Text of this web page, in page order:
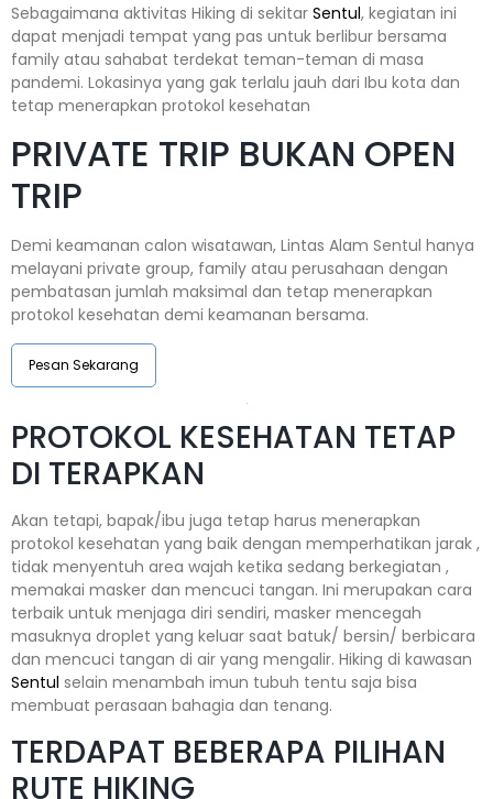
Sebagaimana aktivitas Hiking di sekitar Sentul, kegiatan ini
dapat menjadi tempat yang pas untuk berlibur bersama
family atau sahabat terdekat teman-teman di masa
pandemi. Lokasinya yang gak terlalu jauh dari Ibu kota dan
tetap menerapkan protokol kesehatan
PRIVATE TRIP BUKAN OPEN
TRIP
Demi keamanan calon wisatawan, Lintas Alam Sentul hanya
melayani private group, family atau perusahaan dengan
pembatasan jumlah maksimal dan tetap menerapkan
protokol kesehatan demi keamanan bersama.
Pesan Sekarang
PROTOKOL KESEHATAN TETAP
DI TERAPKAN
Akan tetapi, bapak/ibu juga tetap harus menerapkan
protokol kesehatan yang baik dengan memperhatikan jarak ,
tidak menyentuh area wajah ketika sedang berkegiatan ,
memakai masker dan mencuci tangan. Ini merupakan cara
terbaik untuk menjaga diri sendiri, masker mencegah
masuknya droplet yang keluar saat batuk/ bersin/ berbicara
dan mencuci tangan di air yang mengalir. Hiking di kawasan
Sentul selain menambah imun tubuh tentu saja bisa
membuat perasaan bahagia dan tenang.
TERDAPAT BEBERAPA PILIHAN
RUTE HIKING